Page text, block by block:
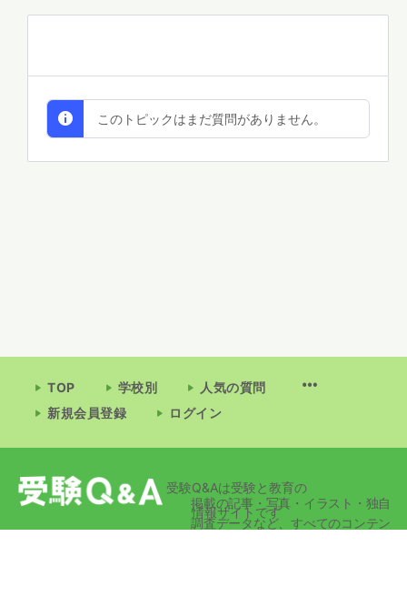
このトピックはまだ質問がありません。
TOP 学校別
人気の質問
新規会員登録
ログイン
受験Q&Aは受験と教育の
情報サイトです
掲載の記事・写真・イラスト・独自
調査データなど、すべてのコンテン